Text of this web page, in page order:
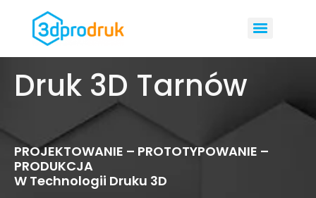
Druk 3D Tarnów
PROJEKTOWANIE – PROTOTYPOWANIE –
PRODUKCJA
W Technologii Druku 3D